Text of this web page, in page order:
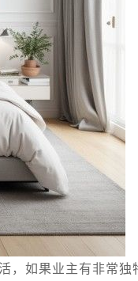
，如果业主有非常